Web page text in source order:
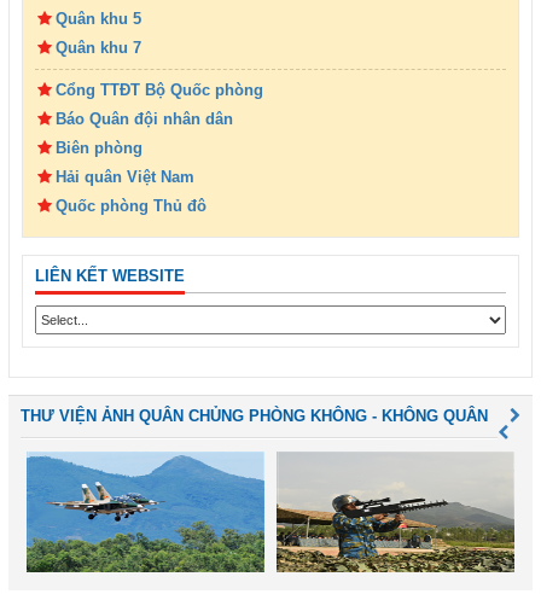
Quân khu 5
Quân khu 7
Cổng TTĐT Bộ Quốc phòng
Báo Quân đội nhân dân
Biên phòng
Hải quân Việt Nam
Quốc phòng Thủ đô
LIÊN KẾT WEBSITE
THƯ VIỆN ẢNH QUÂN CHỦNG PHÒNG KHÔNG - KHÔNG QUÂN